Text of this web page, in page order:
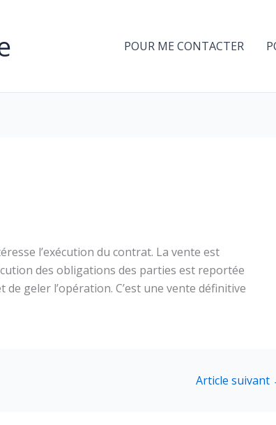
POUR ME CONTACTER
l’exécution du contrat. La vente est
des obligations des parties est reportée
geler l’opération. C’est une vente définitive
Article suivant